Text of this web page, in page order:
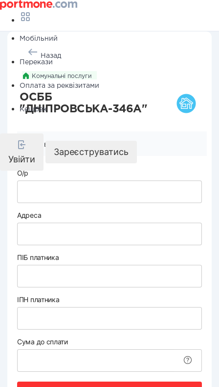
Мобільний
Перекази
Оплата за реквізитами
Кешбек
Увійти
Зареєструватись
Назад
Комунальні послуги
ОСББ
"ДНІПРОВСЬКА-346А"
Реквізити компанії
О/р
Адреса
ПІБ платника
ІПН платника
Сума до сплати